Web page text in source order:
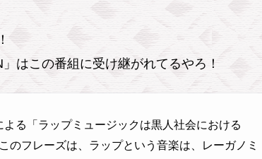
はこの番組に受け継がれてるやろ！
る「ラップミュージックは黒人社会における
のフレーズは、ラップという音楽は、レーガノミ